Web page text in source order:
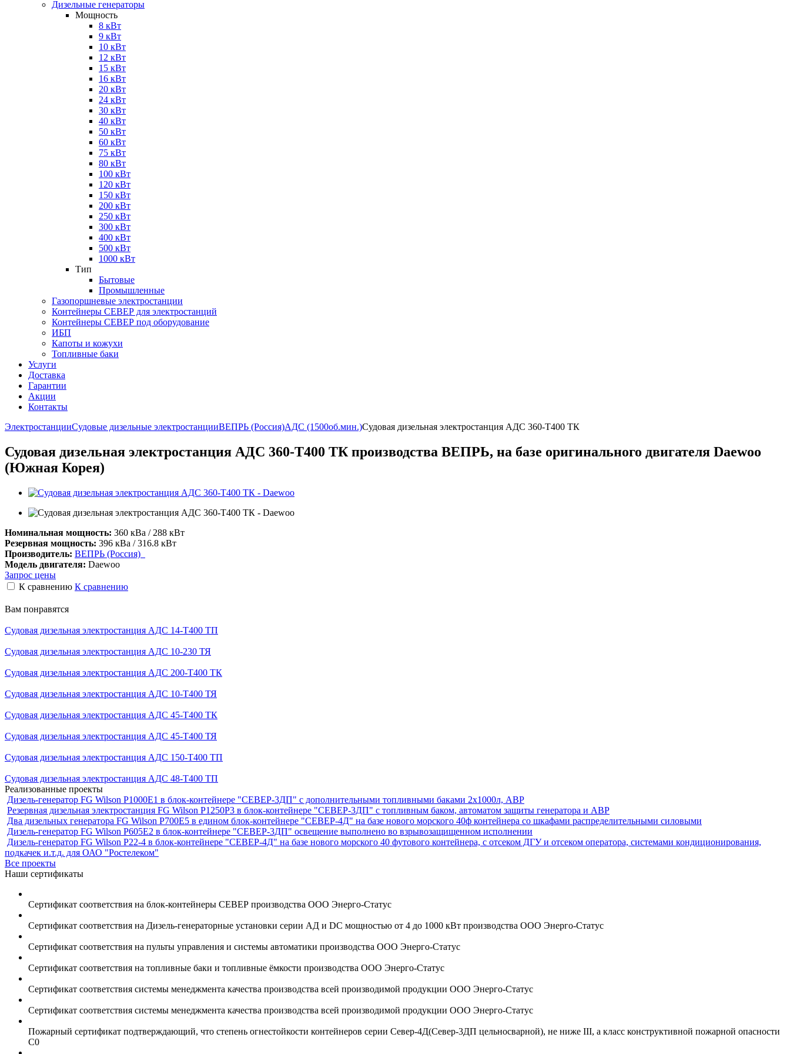
Дизельные генераторы
Мощность
8 кВт
9 кВт
10 кВт
12 кВт
15 кВт
16 кВт
20 кВт
24 кВт
30 кВт
40 кВт
50 кВт
60 кВт
75 кВт
80 кВт
100 кВт
120 кВт
150 кВт
200 кВт
250 кВт
300 кВт
400 кВт
500 кВт
1000 кВт
Тип
Бытовые
Промышленные
Газопоршневые электростанции
Контейнеры СЕВЕР для электростанций
Контейнеры СЕВЕР под оборудование
ИБП
Капоты и кожухи
Топливные баки
Услуги
Доставка
Гарантии
Акции
Контакты
ЭлектростанцииСудовые дизельные электростанцииВЕПРЬ (Россия)АДС (1500об.мин.)Судовая дизельная электростанция АДС 360-Т400 ТК
Судовая дизельная электростанция АДС 360-Т400 ТК производства ВЕПРЬ, на базе оригинального двигателя Daewoo
(Южная Корея)
Номинальная мощность: 360 кВа / 288 кВт
Резервная мощность: 396 кВа / 316.8 кВт
Производитель: ВЕПРЬ (Россия)
Модель двигателя: Daewoo
Запрос цены
К сравнению К сравнению
Вам понравятся
Судовая дизельная электростанция АДС 14-Т400 ТП
Судовая дизельная электростанция АДС 10-230 ТЯ
Судовая дизельная электростанция АДС 200-Т400 ТК
Судовая дизельная электростанция АДС 10-Т400 ТЯ
Судовая дизельная электростанция АДС 45-Т400 ТК
Судовая дизельная электростанция АДС 45-Т400 ТЯ
Судовая дизельная электростанция АДС 150-Т400 ТП
Судовая дизельная электростанция АДС 48-Т400 ТП
Реализованные проекты
Дизель-генератор FG Wilson P1000E1 в блок-контейнере "СЕВЕР-3ДП" с дополнительными топливными баками 2х1000л, АВР
Резервная дизельная электростанция FG Wilson P1250Р3 в блок-контейнере "СЕВЕР-3ДП" с топливным баком, автоматом защиты генератора и АВР
Два дизельных генератора FG Wilson P700E5 в едином блок-контейнере "СЕВЕР-4Д" на базе нового морского 40ф контейнера со шкафами распределительными силовыми
Дизель-генератор FG Wilson P605Е2 в блок-контейнере "СЕВЕР-3ДП" освещение выполнено во взрывозащищенном исполнении
Дизель-генератор FG Wilson P22-4 в блок-контейнере "СЕВЕР-4Д" на базе нового морского 40 футового контейнера, с отсеком ДГУ и отсеком оператора, системами кондиционирования,
подкачек и.т.д. для ОАО "Ростелеком"
Все проекты
Наши сертификаты
Сертификат соответствия на блок-контейнеры СЕВЕР производства ООО Энерго-Статус
Сертификат соответствия на Дизель-генераторные установки серии АД и DC мощностью от 4 до 1000 кВт производства ООО Энерго-Статус
Сертификат соответствия на пульты управления и системы автоматики производства ООО Энерго-Статус
Сертификат соответствия на топливные баки и топливные ёмкости производства ООО Энерго-Статус
Сертификат соответствия системы менеджмента качества производства всей производимой продукции ООО Энерго-Статус
Сертификат соответствия системы менеджмента качества производства всей производимой продукции ООО Энерго-Статус
Пожарный сертификат подтверждающий, что степень огнестойкости контейнеров серии Север-4Д(Север-3ДП цельносварной), не ниже III, а класс конструктивной пожарной опасности
С0